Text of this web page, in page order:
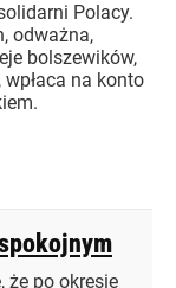
Polacy.
odważna,
bolszewików,
wpłaca na konto
że po okresie